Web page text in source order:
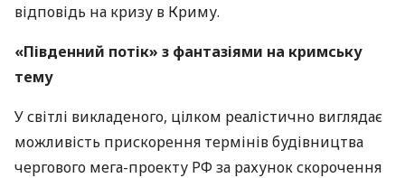
відповідь на кризу в Криму.
«Південний потік» з фантазіями на кримську
тему
У світлі викладеного, цілком реалістично виглядає
можливість прискорення термінів будівництва
чергового мега-проекту РФ за рахунок скорочення